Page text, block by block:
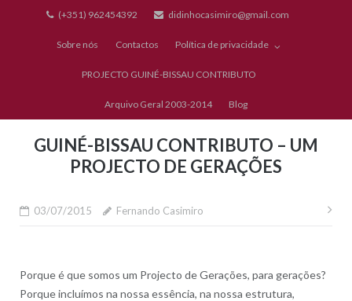
(+351) 962454392 didinhocasimiro@gmail.com
Sobre nós Contactos Política de privacidade
PROJECTO GUINÉ-BISSAU CONTRIBUTO
Arquivo Geral 2003-2014 Blog
GUINÉ-BISSAU CONTRIBUTO – UM
PROJECTO DE GERAÇÕES
03/07/2015 Fernando Casimiro
Porque é que somos um Projecto de Gerações, para gerações?
Porque incluímos na nossa essência, na nossa estrutura,